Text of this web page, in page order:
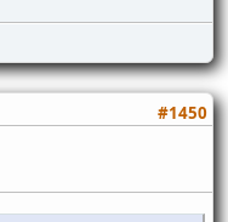
#1450